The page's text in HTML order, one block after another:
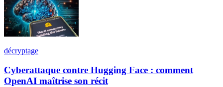
décryptage
Cyberattaque contre Hugging Face : comment
OpenAI maîtrise son récit